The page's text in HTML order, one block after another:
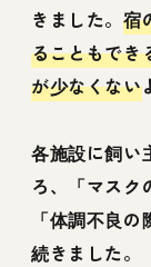
きました。 宿
ることもでき
が少なくない
各施設に飼い
ろ、「マスク
「体調不良
続きました。